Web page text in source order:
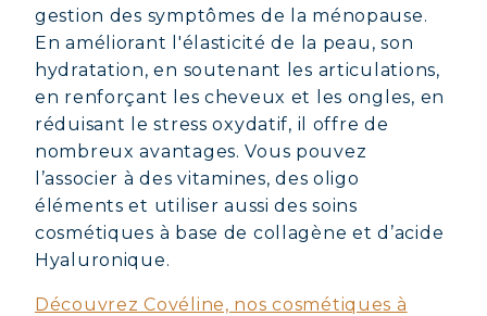
gestion des symptômes de la ménopause.
En améliorant l'élasticité de la peau, son
hydratation, en soutenant les articulations,
en renforçant les cheveux et les ongles, en
réduisant le stress oxydatif, il offre de
nombreux avantages. Vous pouvez
l’associer à des vitamines, des oligo
éléments et utiliser aussi des soins
cosmétiques à base de collagène et d’acide
Hyaluronique.
Découvrez Covéline, nos cosmétiques à